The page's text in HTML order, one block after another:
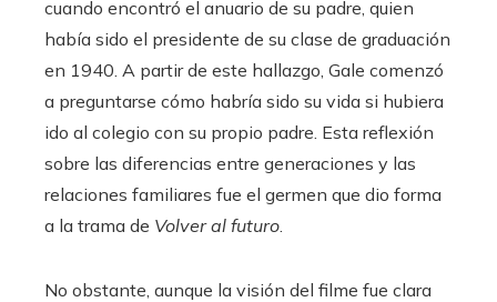
cuando encontró el anuario de su padre, quien
había sido el presidente de su clase de graduación
en 1940. A partir de este hallazgo, Gale comenzó
a preguntarse cómo habría sido su vida si hubiera
ido al colegio con su propio padre. Esta reflexión
sobre las diferencias entre generaciones y las
relaciones familiares fue el germen que dio forma
a la trama de Volver al futuro
No obstante, aunque la visión del filme fue clara